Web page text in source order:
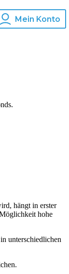
Mein Konto
hängt in erster
hohe
unterschiedlichen